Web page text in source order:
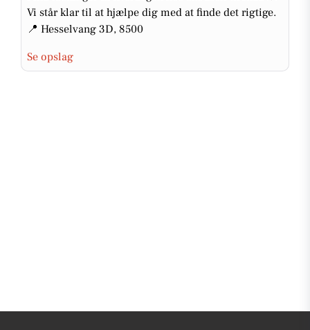
Vi står klar til at hjælpe dig med at finde det rigtige.
📍 Hesselvang 3D, 8500
Se opslag